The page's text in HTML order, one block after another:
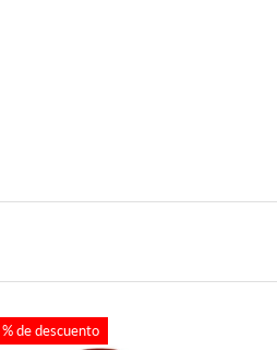
de descuento